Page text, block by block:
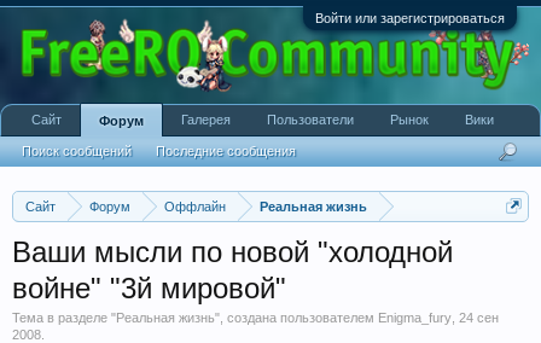
Войти или зарегистрироваться
Сайт Форум Оффлайн Реальная жизнь
Ваши мысли по новой "холодной
войне" "3й мировой"
Тема в разделе "Реальная жизнь", создана пользователем Enigma_fury 24 сен
2008
Сайт Форум
Поиск сообщений Последние сообщения
Галерея Пользователи Рынок Вики